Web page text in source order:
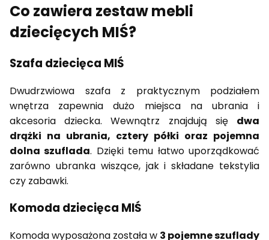
Co zawiera zestaw mebli
dziecięcych MIŚ?
Szafa dziecięca MIŚ
Dwudrzwiowa szafa z praktycznym podziałem
wnętrza zapewnia dużo miejsca na ubrania i
akcesoria dziecka. Wewnątrz znajdują się dwa
drążki na ubrania, cztery półki oraz pojemna
dolna szuflada. Dzięki temu łatwo uporządkować
zarówno ubranka wiszące, jak i składane tekstylia
czy zabawki.
Komoda dziecięca MIŚ
Komoda wyposażona została w 3 pojemne szuflady